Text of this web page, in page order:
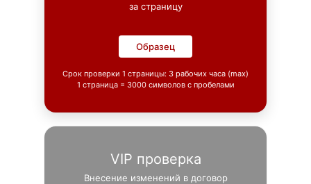
за страницу
Образец
Срок проверки 1 страницы: 3 рабочих часа (max)
1 страница = 3000 символов с пробелами
VIP проверка
Внесение изменений в договор